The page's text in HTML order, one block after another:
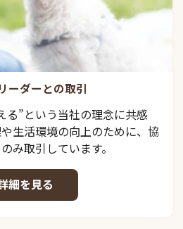
ーダーとの取引
る”という当社の理念に共感
生活環境の向上のために、協
み取引しています。
細を見る